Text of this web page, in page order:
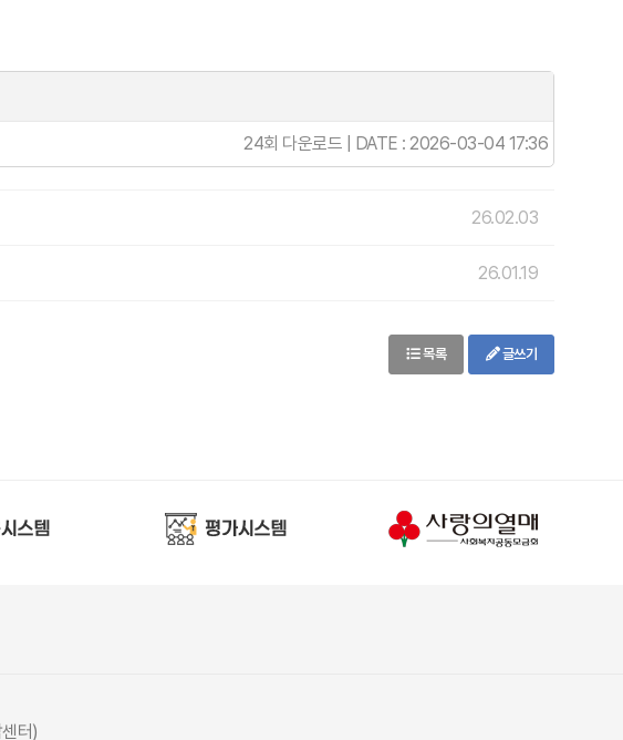
24회 다운로드 | DATE : 2026-03-04 17:36
26.02.03
26.01.19
목록 글쓰기
터)